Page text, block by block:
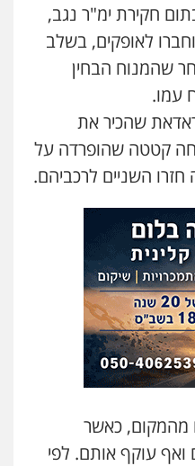
מעצרים וחקירות
טאי שרקי
תעבורה מרב"ד
תעבורה
מעצרים וחקירות
עורכי דין
צווארון לבן
חקירת ימ"ר נגב,
וחברו לאופקים, בשלב
שהמנוח הבחין
עמו.
שהכיר את
קטטה שהופרדה על
חזרו השניים לרכביהם.
מהמקום, כאשר
עוקף אותם. לפי